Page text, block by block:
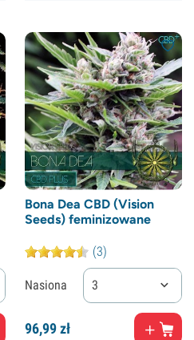
Bona Dea CBD (Vision
Seeds) feminizowane
(3)
Nasiona 3
96,99zł